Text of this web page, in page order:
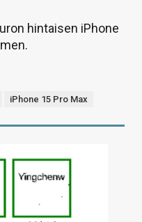
hintaisen iPhone
iPhone 15 Pro Max